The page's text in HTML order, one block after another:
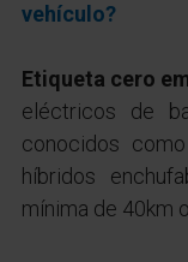
vehículo?
Etiqueta cero
eléctricos de
conocidos
híbridos
mínima de 40km